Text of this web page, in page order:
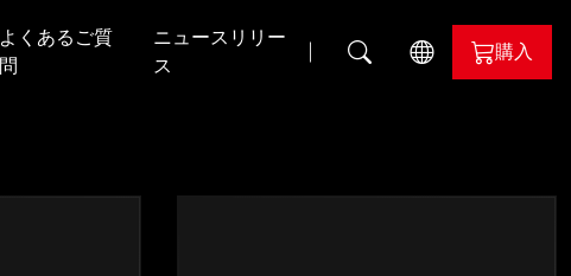
よくあるご質
問
ニュースリリー
ス
購入